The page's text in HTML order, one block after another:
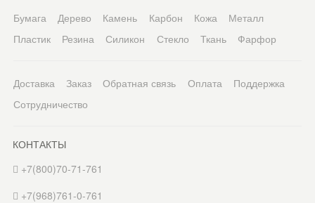
Бумага Дерево Камень Карбон Кожа
Металл
Пластик
Резина Силикон Стекло Ткань Фарфор
Доставка Заказ Обратная связь Оплата
Поддержка
Сотрудничество
КОНТАКТЫ
+7(800)70-71-761
+7(968)761-0-761